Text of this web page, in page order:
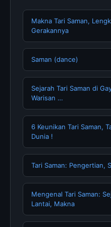
Makna Tari Saman,
Gerakannya
Saman (dance)
Sejarah Tari Saman di
Warisan …
6 Keunikan Tari Saman,
Dunia !
Tari Saman: Pengertian,
Mengenal Tari Saman:
Lantai, Makna